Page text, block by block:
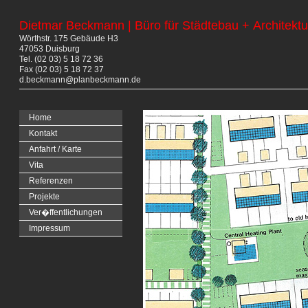
Dietmar Beckmann | Büro für Städtebau +
Wörthstr. 175 Gebäude H3
47053 Duisburg
Tel. (02 03) 5 18 72 36
Fax (02 03) 5 18 72 37
d.beckmann@planbeckmann.de
Home
Kontakt
Anfahrt / Karte
Vita
Referenzen
Projekte
Ver�ffentlichungen
Impressum